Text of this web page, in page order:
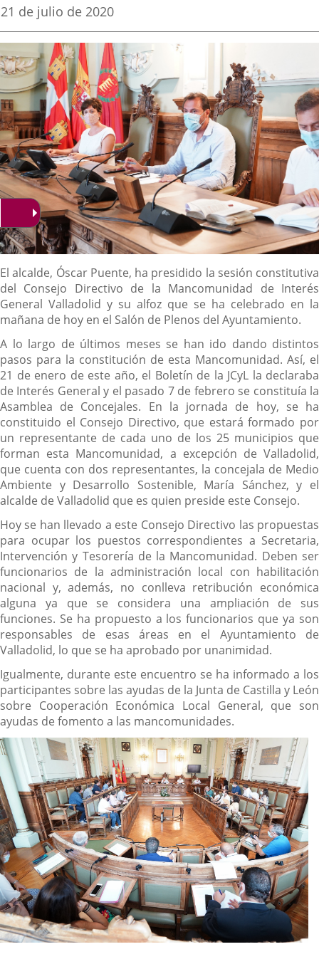
aplicaciónaplicación
Fecha
la
noticia
21 de julio de 2020
Descripción
El alcalde, Óscar Puente, ha presidido la sesión constitutiva
del Consejo Directivo de la Mancomunidad de Interés
General Valladolid y su alfoz que se ha celebrado en la
mañana de hoy en el Salón de Plenos del Ayuntamiento.
A lo largo de últimos meses se han ido dando distintos
pasos para la constitución de esta Mancomunidad. Así, el
21 de enero de este año, el Boletín de la JCyL la declaraba
de Interés General y el pasado 7 de febrero se constituía la
Asamblea de Concejales. En la jornada de hoy, se ha
constituido el Consejo Directivo, que estará formado por
un representante de cada uno de los 25 municipios que
forman esta Mancomunidad, a excepción de Valladolid,
que cuenta con dos representantes, la concejala de Medio
Ambiente y Desarrollo Sostenible, María Sánchez, y el
alcalde de Valladolid que es quien preside este Consejo.
Hoy se han llevado a este Consejo Directivo las propuestas
para ocupar los puestos correspondientes a Secretaria,
Intervención y Tesorería de la Mancomunidad. Deben ser
funcionarios de la administración local con habilitación
nacional y, además, no conlleva retribución económica
alguna ya que se considera una ampliación de sus
funciones. Se ha propuesto a los funcionarios que ya son
responsables de esas áreas en el Ayuntamiento de
Valladolid, lo que se ha aprobado por unanimidad.
Igualmente, durante este encuentro se ha informado a los
participantes sobre las ayudas de la Junta de Castilla y León
sobre Cooperación Económica Local General, que son
ayudas de fomento a las mancomunidades.